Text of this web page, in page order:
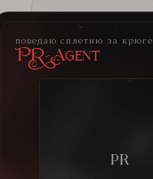
поведаю сплетню за крюге
PR-Agent